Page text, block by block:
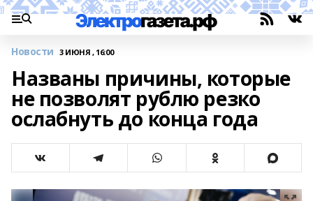
Новости 3 ИЮНЯ , 16:00
Названы причины, которые
не позволят рублю резко
ослабнуть до конца года